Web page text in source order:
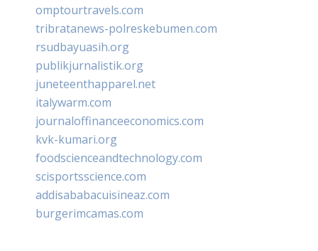
omptourtravels.com
tribratanews-polreskebumen.com
rsudbayuasih.org
publikjurnalistik.org
juneteenthapparel.net
italywarm.com
journaloffinanceeconomics.com
kvk-kumari.org
foodscienceandtechnology.com
scisportsscience.com
addisababacuisineaz.com
burgerimcamas.com